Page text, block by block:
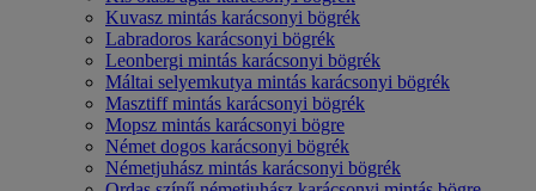
Kuvasz mintás karácsonyi bögrék
Labradoros karácsonyi bögrék
Leonbergi mintás karácsonyi bögrék
Máltai selyemkutya mintás karácsonyi bögrék
Masztiff mintás karácsonyi bögrék
Mopsz mintás karácsonyi bögre
Német dogos karácsonyi bögrék
Németjuhász mintás karácsonyi bögrék